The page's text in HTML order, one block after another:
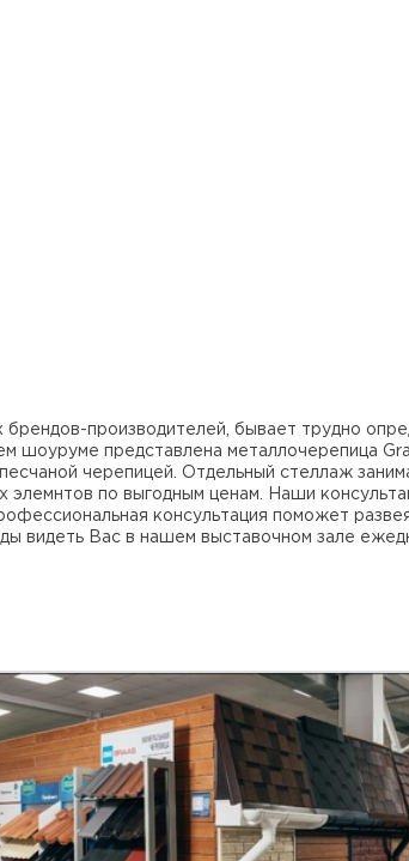
производителей, бывает трудно
шоуруме представлена металлочерепица
черепицей. Отдельный стеллаж
по выгодным ценам. Наши
консультация поможет
видеть Вас в нашем выставочном зале